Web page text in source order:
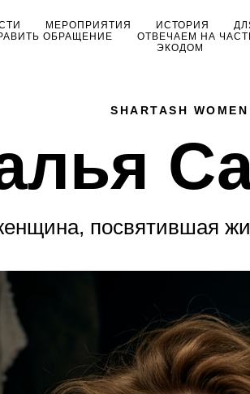
МЕРОПРИЯТИЯ ИСТОРИЯ
ОБРАЩЕНИЕ ОТВЕЧАЕМ НА
ЭКОДОМ
SHARTASH WOMEN
посвятившая